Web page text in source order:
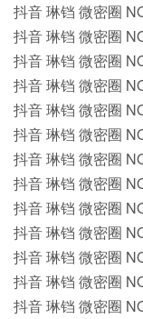
抖音 琳铛 微密圈
抖音 琳铛 微密圈
抖音 琳铛 微密圈
抖音 琳铛 微密圈
抖音 琳铛 微密圈
抖音 琳铛 微密圈
抖音 琳铛 微密圈
抖音 琳铛 微密圈
抖音 琳铛 微密圈
抖音 琳铛 微密圈
抖音 琳铛 微密圈
抖音 琳铛 微密圈
抖音 琳铛 微密圈